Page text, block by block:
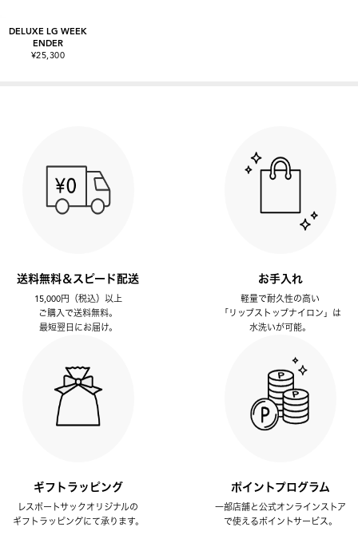
DELUXE LG WEEK
ENDER
¥25,300
送料無料＆スピード配送
15,000円（税込）以上
ご購入で送料無料。
最短翌日にお届け。
お手入れ
軽量で耐久性の高い
「リップストップナイロン」は
水洗いが可能。
ギフトラッピング
レスポートサックオリジナルの
ギフトラッピングにて承ります。
ポイントプログラム
一部店舗と公式オンラインストア
で使えるポイントサービス。